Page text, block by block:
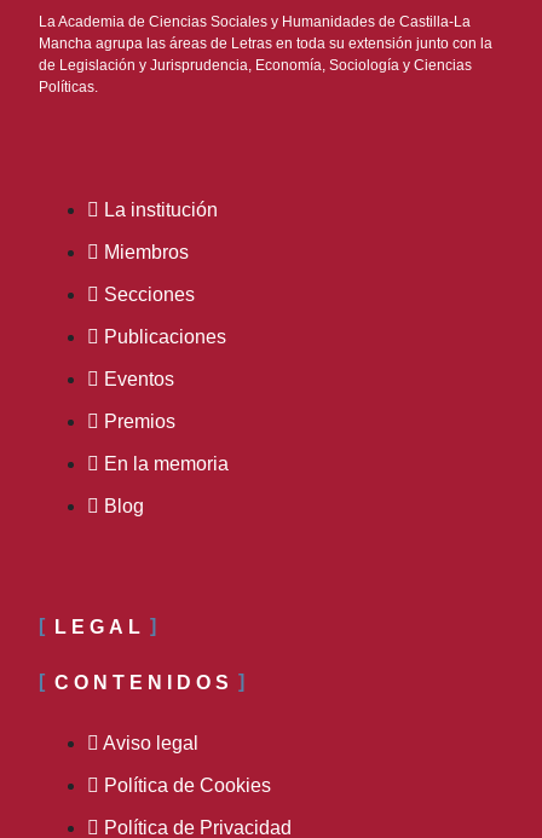
La Academia de Ciencias Sociales y Humanidades de Castilla-La
Mancha agrupa las áreas de Letras en toda su extensión junto con la
de Legislación y Jurisprudencia, Economía, Sociología y Ciencias
Políticas.
La institución
Miembros
Secciones
Publicaciones
Eventos
Premios
En la memoria
Blog
LEGAL
CONTENIDOS
Aviso legal
Política de Cookies
Política de Privacidad